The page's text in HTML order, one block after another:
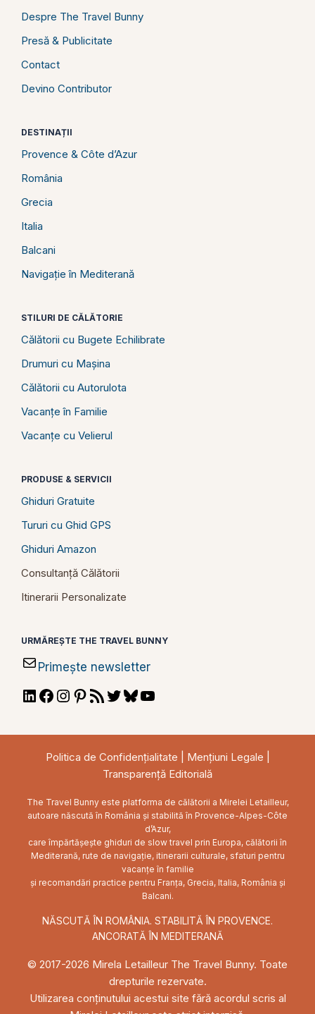
Despre The Travel Bunny
Presă & Publicitate
Contact
Devino Contributor
DESTINAȚII
Provence & Côte d’Azur
România
Grecia
Italia
Balcani
Navigație în Mediterană
STILURI DE CĂLĂTORIE
Călătorii cu Bugete Echilibrate
Drumuri cu Mașina
Călătorii cu Autorulota
Vacanțe în Familie
Vacanțe cu Velierul
PRODUSE & SERVICII
Ghiduri Gratuite
Tururi cu Ghid GPS
Ghiduri Amazon
Consultanță Călătorii
Itinerarii Personalizate
URMĂREȘTE THE TRAVEL BUNNY
Primește newsletter
LinkedIn
Facebook
Instagram
Pinterest
RSSTwitterBluesky
Politica de Confidențialitate Mențiuni Legale
Transparență Editorială
The Travel Bunny este platforma de călătorii a Mirelei Letailleur,
autoare născută în România și stabilită în Provence-Alpes-Côte
d’Azur,
care împărtășește ghiduri de slow travel prin Europa, călătorii în
Mediterană, rute de navigație, itinerarii culturale, sfaturi pentru
vacanțe în familie
și recomandări practice pentru Franța, Grecia, Italia, România și
Balcani.
NĂSCUTĂ ÎN ROMÂNIA. STABILITĂ ÎN PROVENCE.
ANCORATĂ ÎN MEDITERANĂ
© 2017-2026 Mirela Letailleur The Travel Bunny. Toate
drepturile rezervate.
Utilizarea conținutului acestui site fără acordul scris al